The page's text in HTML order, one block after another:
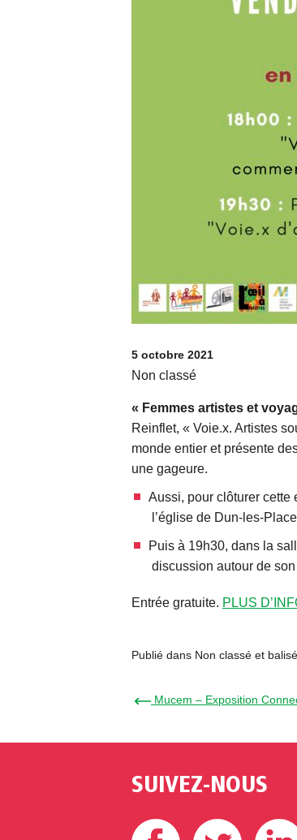
5 octobre 2021
Non classé
« Femmes artistes et
Reinflet, « Voie.x. Artistes
monde entier et présente
une gageure.
Aussi, pour clôturer cette
l’église de Dun-les-
Puis à 19h30, dans la
discussion autour de
Entrée gratuite. PLUS
Publié dans Non classé et balisé
← Mucem – Exposition
SUIVEZ-NOUS
Facebook Twitter